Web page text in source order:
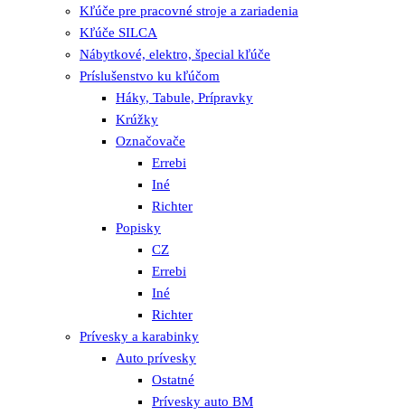
Kľúče pre pracovné stroje a zariadenia
Kľúče SILCA
Nábytkové, elektro, špecial kľúče
Príslušenstvo ku kľúčom
Háky, Tabule, Prípravky
Krúžky
Označovače
Errebi
Iné
Richter
Popisky
CZ
Errebi
Iné
Richter
Prívesky a karabinky
Auto prívesky
Ostatné
Prívesky auto BM